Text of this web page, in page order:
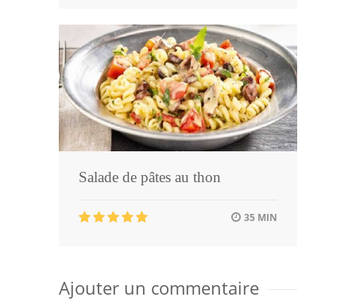
Salade de pâtes au thon
35 MIN
Ajouter un commentaire